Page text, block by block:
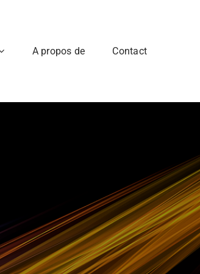
Accessoires et
Amorce de film
Test Acidité
A propos de Contact